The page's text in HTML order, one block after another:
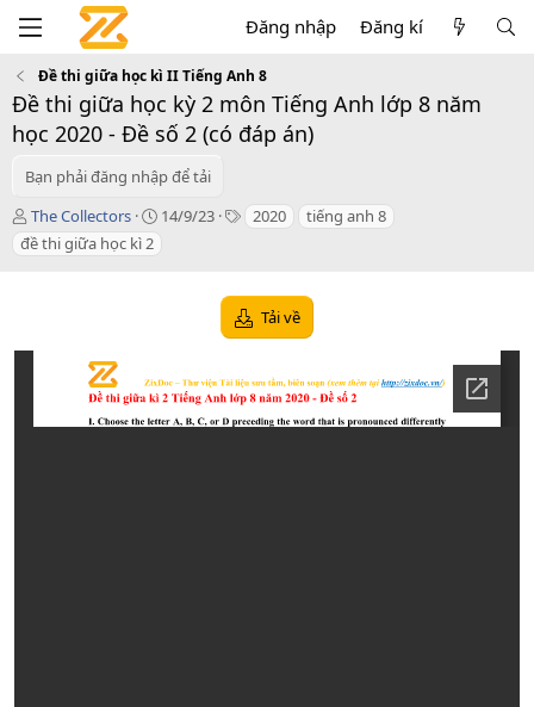
Đăng nhập Đăng kí
Đề thi giữa học kì II Tiếng Anh 8
Đề thi giữa học kỳ 2 môn Tiếng Anh lớp 8 năm
học 2020 - Đề số 2 (có đáp án)
Bạn phải đăng nhập để tải
T
á
c
The Collectors
C
d
a
t
14/9/23
T 2020
tiếng anh 8
đề thi giữa học kì 2
Tải về